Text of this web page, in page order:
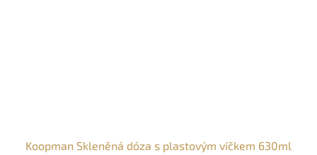
Koopman Skleněná dóza s plastovým víčkem 630ml